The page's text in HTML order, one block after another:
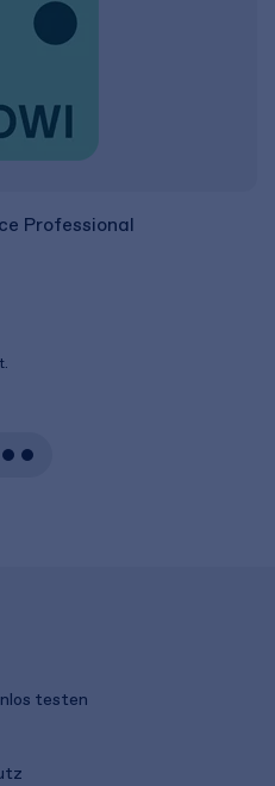
Professional
testen